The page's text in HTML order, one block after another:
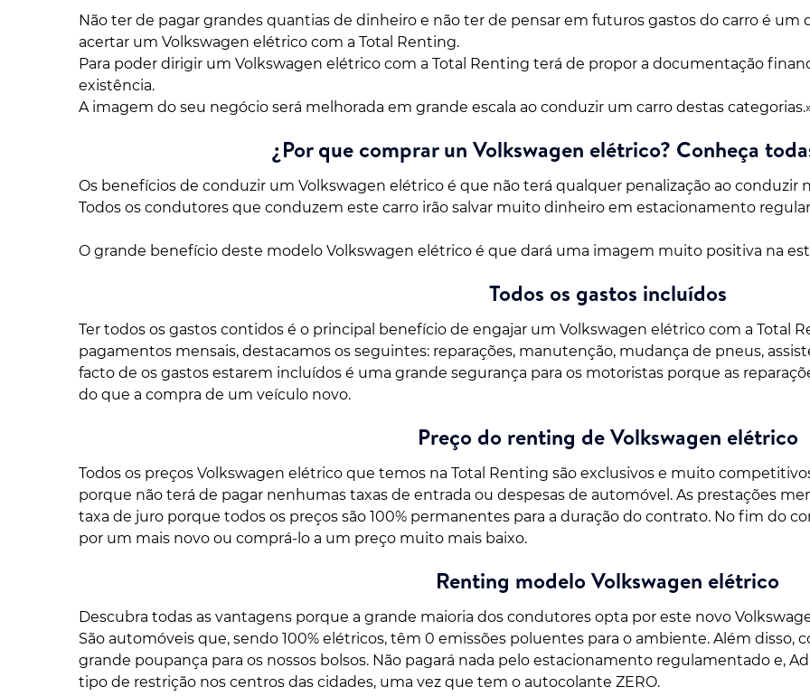
Não ter de pagar grandes quantias de dinheiro e não ter de pensar em futuros gastos do carro é um
acertar um Volkswagen elétrico com a Total Renting.
Para poder dirigir um Volkswagen elétrico com a Total Renting terá de propor a documentação
existência.
A imagem do seu negócio será melhorada em grande escala ao conduzir um carro destas
¿Por que comprar un Volkswagen elétrico? Conheça
Os benefícios de conduzir um Volkswagen elétrico é que não terá qualquer penalização ao conduzir
Todos os condutores que conduzem este carro irão salvar muito dinheiro em estacionamento
O grande benefício deste modelo Volkswagen elétrico é que dará uma imagem muito positiva na
Todos os gastos incluídos
Ter todos os gastos contidos é o principal benefício de engajar um Volkswagen elétrico com a Total
pagamentos mensais, destacamos os seguintes: reparações, manutenção, mudança de pneus,
facto de os gastos estarem incluídos é uma grande segurança para os motoristas porque as
do que a compra de um veículo novo.
Preço do renting de Volkswagen elétrico
Todos os preços Volkswagen elétrico que temos na Total Renting são exclusivos e muito
porque não terá de pagar nenhumas taxas de entrada ou despesas de automóvel. As prestações
taxa de juro porque todos os preços são 100% permanentes para a duração do contrato. No fim do
por um mais novo ou comprá-lo a um preço muito mais baixo.
Renting modelo Volkswagen elétrico
Descubra todas as vantagens porque a grande maioria dos condutores opta por este novo
São automóveis que, sendo 100% elétricos, têm 0 emissões poluentes para o ambiente. Além disso,
grande poupança para os nossos bolsos. Não pagará nada pelo estacionamento regulamentado e,
tipo de restrição nos centros das cidades, uma vez que tem o autocolante ZERO.